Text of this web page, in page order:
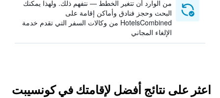
من الوارد أن تتغير الخطط — نتفهم ذلك. ولهذا يمكنك
البحث وحجز فنادق وأماكن إقامة على
HotelsCombined من وكالات السفر التي تقدم خدمة
الإلغاء المجاني
اعثر على نتائج أفضل لإقامتك في كونسيبت